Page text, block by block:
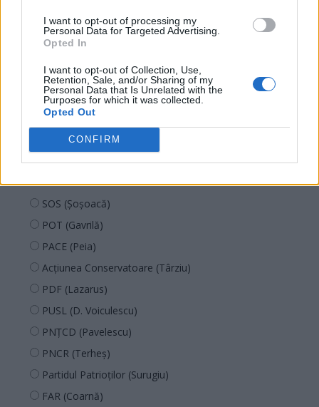
I want to opt-out of processing my
Personal Data for Targeted Advertising.
Opted In
I want to opt-out of Collection, Use,
Retention, Sale, and/or Sharing of my
Personal Data that Is Unrelated with the
Purposes for which it was collected.
Opted Out
CONFIRM
PSD
UDMR
PMP (Tomac)
Forța Dreptei (L. Orban)
PNȚMM
REPER
SENS
SOS (Șoșoacă)
POT (Gavrilă)
PACE (Peia)
Acțiunea Conservatoare (Târziu)
PDF (Lazarus)
PUSL (D. Voiculescu)
PNȚCD (Pavelescu)
PNCR (Terheș)
Partidul Patrioților (Surugiu)
FAR (Coarnă)